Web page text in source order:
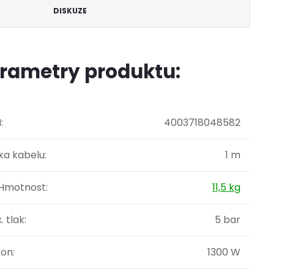
DISKUZE
produktu:
: 4003718048582
kabelu: 1 m
: 11,5 kg
tlak: 5 bar
: 1300 W